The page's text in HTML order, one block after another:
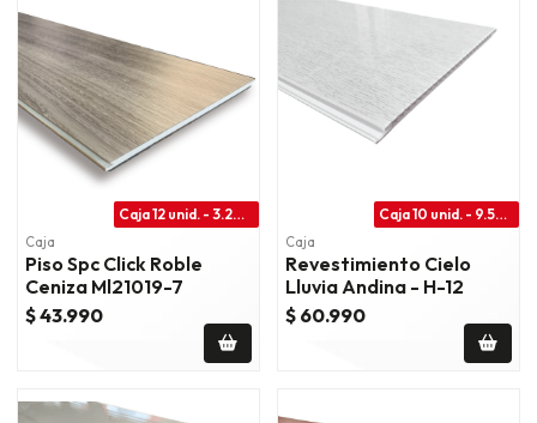
Caja 12 unid. - 3.28 m2
Caja
Piso Spc Click Roble
Ceniza Ml21019-7
$ 43.990
Caja 10 unid. - 9.50 m2
Caja
Revestimiento Cielo
Lluvia Andina - H-12
$ 60.990